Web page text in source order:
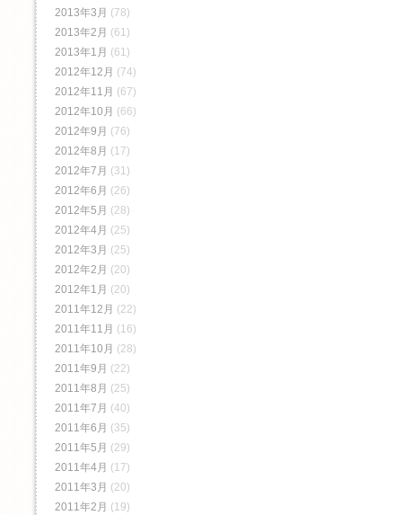
2013年3月 (78)
2013年2月 (61)
2013年1月 (61)
2012年12月 (74)
2012年11月 (67)
2012年10月 (66)
2012年9月 (76)
2012年8月 (17)
2012年7月 (31)
2012年6月 (26)
2012年5月 (28)
2012年4月 (25)
2012年3月 (25)
2012年2月 (20)
2012年1月 (20)
2011年12月 (22)
2011年11月 (16)
2011年10月 (28)
2011年9月 (22)
2011年8月 (25)
2011年7月 (40)
2011年6月 (35)
2011年5月 (29)
2011年4月 (17)
2011年3月 (20)
2011年2月 (19)